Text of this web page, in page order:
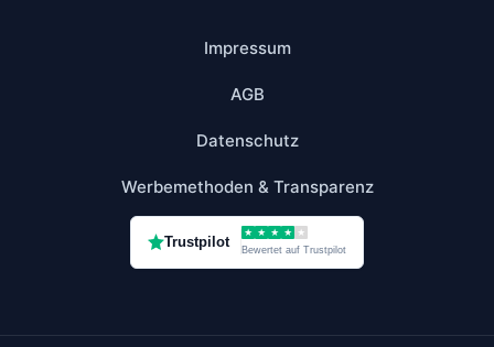
Impressum
AGB
Datenschutz
Werbemethoden & Transparenz
Trustpilot
★ ★ ★ ★ ★
Bewertet auf Trustpilot